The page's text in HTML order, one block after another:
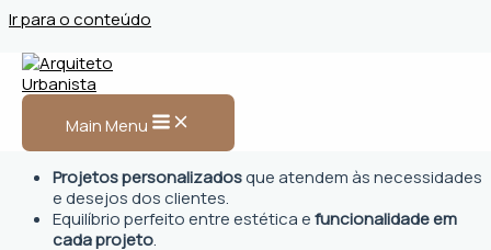
Ir para o conteúdo
Main Menu
Arquiteto Urbanista em
Guajará-Mirim, RO
Projetos personalizadosque atendem às necessidades
e desejos dos clientes.
Equilíbrio perfeito entre estética efuncionalidade em
cada projeto.